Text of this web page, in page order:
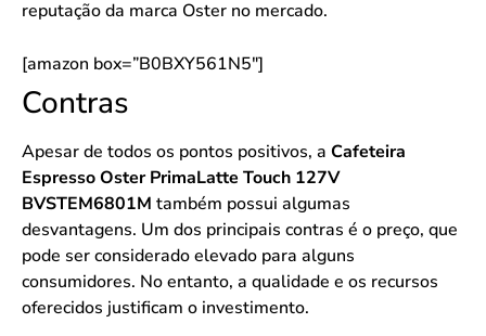
reputação da marca Oster no mercado.
[amazon box=”B0BXY561N5″]
Contras
Apesar de todos os pontos positivos, a Cafeteira
Espresso Oster PrimaLatte Touch 127V
BVSTEM6801M também possui algumas
desvantagens. Um dos principais contras é o preço, que
pode ser considerado elevado para alguns
consumidores. No entanto, a qualidade e os recursos
oferecidos justificam o investimento.